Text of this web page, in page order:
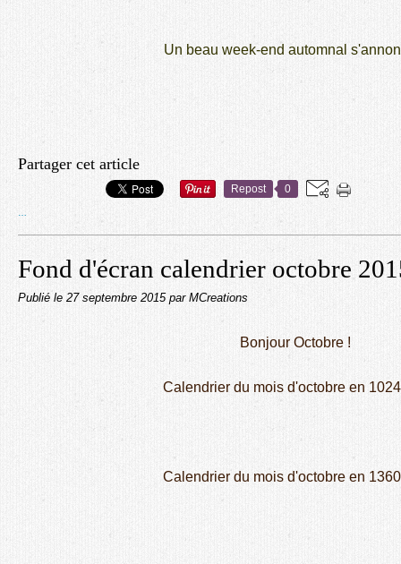
Un beau week-end automnal
Partager cet article
Repost 0
Fond d'écran calendrier octobre
Publié le 27 septembre 2015 par MCreations
Bonjour Octobre !
Calendrier du mois d'octobre en
Calendrier du mois d'octobre en